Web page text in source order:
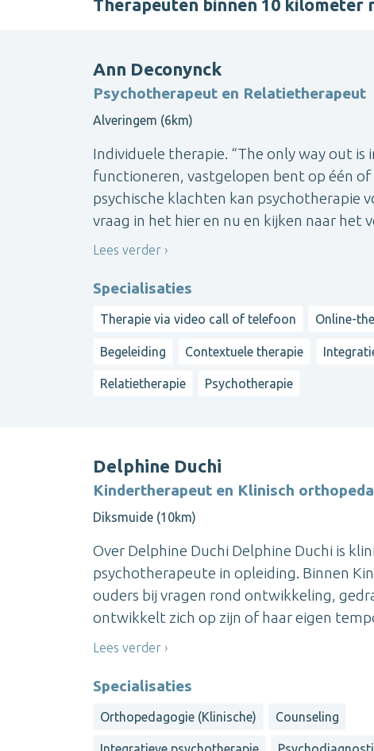
Therapeuten binnen 10 kilometer
Ann Deconynck
Psychotherapeut en Relatietherapeut
Alveringem (6km)
Individuele therapie. “The only way out
functioneren, vastgelopen bent op één
psychische klachten kan psychotherapie
vraag in het hier en nu en kijken naar het
Lees verder
Specialisaties
Therapie via video call of telefoon Online-
Begeleiding Contextuele therapie
Relatietherapie Psychotherapie
Delphine Duchi
Kindertherapeut en Klinisch
Diksmuide (10km)
Over Delphine Duchi Delphine Duchi is
psychotherapeute in opleiding. Binnen
ouders bij vragen rond ontwikkeling,
ontwikkelt zich op zijn of haar eigen
Lees verder
Specialisaties
Orthopedagogie (Klinische) Counseling